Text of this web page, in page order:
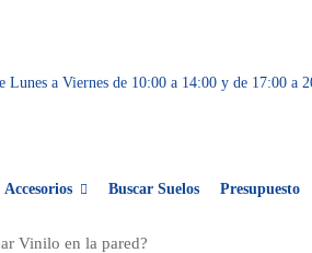
Lunes a Viernes de 10:00 a 14:00 y de 17:00 a
Accesorios Buscar Suelos Presupuesto
Vinilo en la pared?